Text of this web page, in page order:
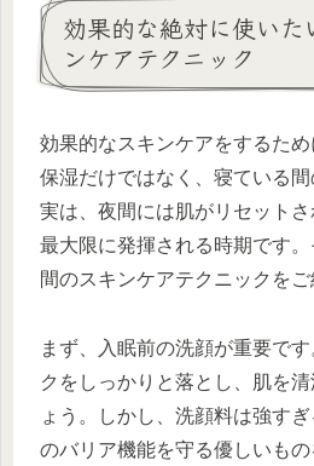
効果的な絶対に使いた
ンケアテクニック
効果的なスキンケアをするた
保湿だけではなく、寝ている間
実は、夜間には肌がリセット
最大限に発揮される時期です
間のスキンケアテクニックをご
まず、入眠前の洗顔が重要で
クをしっかりと落とし、肌を
ょう。しかし、洗顔料は強す
のバリア機能を守る優しいもの